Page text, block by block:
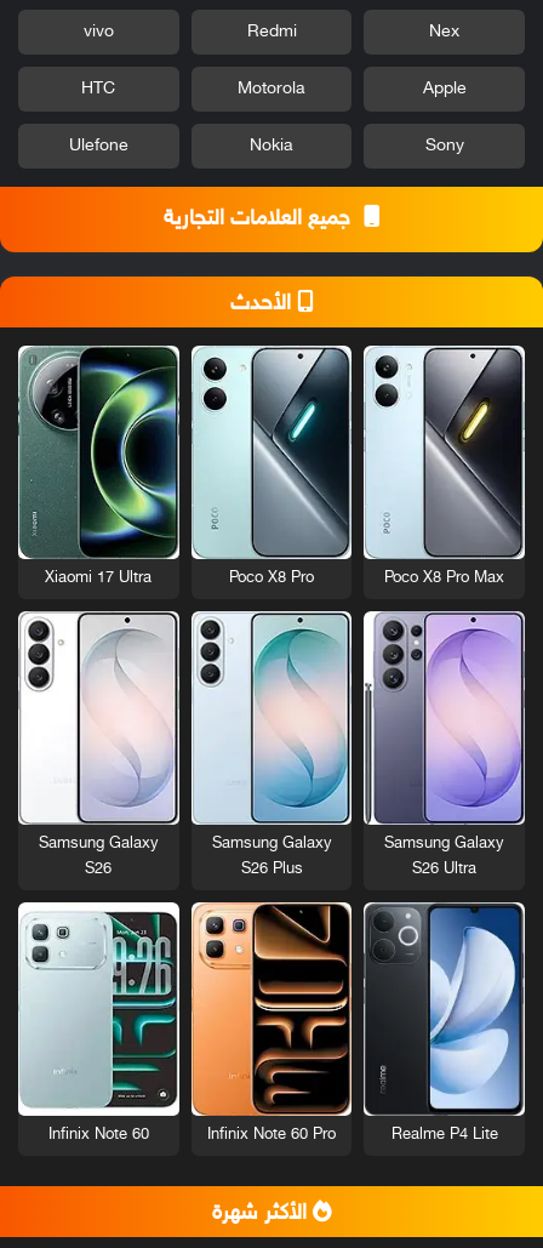
Nex
Redmi
vivo
Apple
Motorola
HTC
Sony
Nokia
Ulefone
جميع العلامات التجارية
الأحدث
Poco X8 Pro Max
Poco X8 Pro
Xiaomi 17 Ultra
Samsung Galaxy
S26 Ultra
Samsung Galaxy
S26 Plus
Samsung Galaxy
S26
Realme P4 Lite
Infinix Note 60 Pro
Infinix Note 60
الأكثر شهرة